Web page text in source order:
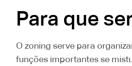
Para que
O zoning serve para
funções importantes se